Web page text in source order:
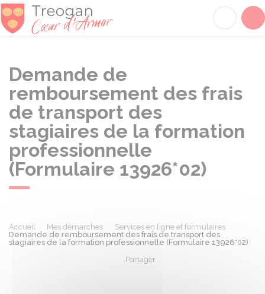
Demande de
remboursement des frais
de transport des
stagiaires de la formation
professionnelle
(Formulaire 13926*02)
Accueil Mes démarches
Services en ligne et formulaires
Demande de remboursement des frais de transport des
stagiaires de la formation professionnelle (Formulaire 13926*02)
Partager